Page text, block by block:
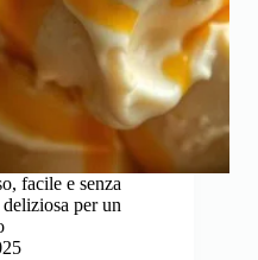
facile e senza
per un